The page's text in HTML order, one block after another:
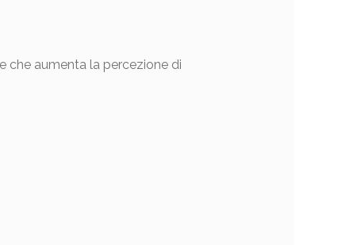
che aumenta la percezione di